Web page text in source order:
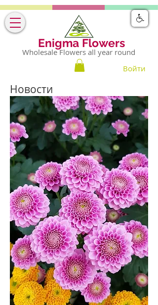
Enigma Flowers
Войти
Wholesale Flowers all year round
Новости